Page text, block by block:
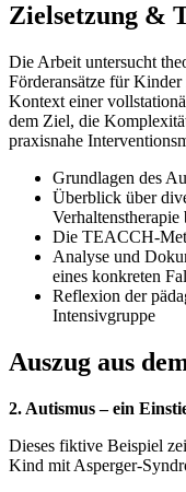
Zielsetzung &
Die Arbeit untersucht
Förderansätze für
Kontext einer
dem Ziel, die
praxisnahe
Grundlagen des
Überblick über
Die TEACCH-
Analyse und
eines konkreten
Reflexion der
Intensivgruppe
Auszug aus
2. Autismus – ein
Dieses fiktive Beispiel
Kind mit Asperger-